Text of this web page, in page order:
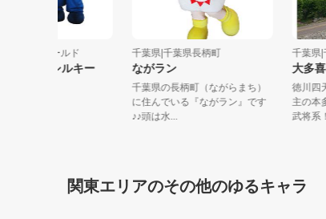
県|鴨川シーワールド
タン ／ シルキー
千葉県|千葉県長柄町
ながラン
千葉県の長柄町（ながらまち）
に住んでいる『ながラン』です
♪♪頭は水...
千
大
徳
主
武
関東エリアのその他のゆるキャラ